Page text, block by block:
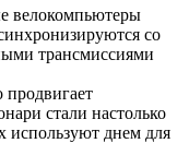
велокомпьютеры
со
трансмиссиями
продвигает
стали настолько
днем для